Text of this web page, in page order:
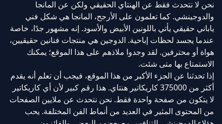
نحن لا نتحدث فقط عن الهنتاي الحقيقي ولكن عن المانجا
والدوجينشي. كما تعلمون على الأرجح، المانجا هي شكل فني
ياباني حقيقي يأتي باللونين الأبيض والأسود. إنه مشهور جدًا، خاصة
عندما يجسد لحظات إباحية. الدوجين هي منتجات فنانين حقيقيين،
هواة أو محترفين. لقد وجدوا ملاذهم على هذا الموقع؛ يمكنك
الاستمتاع بها متى شئت.
إذا تحدثنا عن الجزء الأكبر من هذا الموقع، فيجب أن تعلم أنه يقدم
أكثر من 375000 كاريكاتير هنتاي. هذا رقم كبير لأن أي كاريكاتير
لا يتكون من صفحة واحدة فقط. نحن نتحدث عن ملايين الصفحات
من المحتوى المثير في العديد من أنماط الفن المختلفة. يحب